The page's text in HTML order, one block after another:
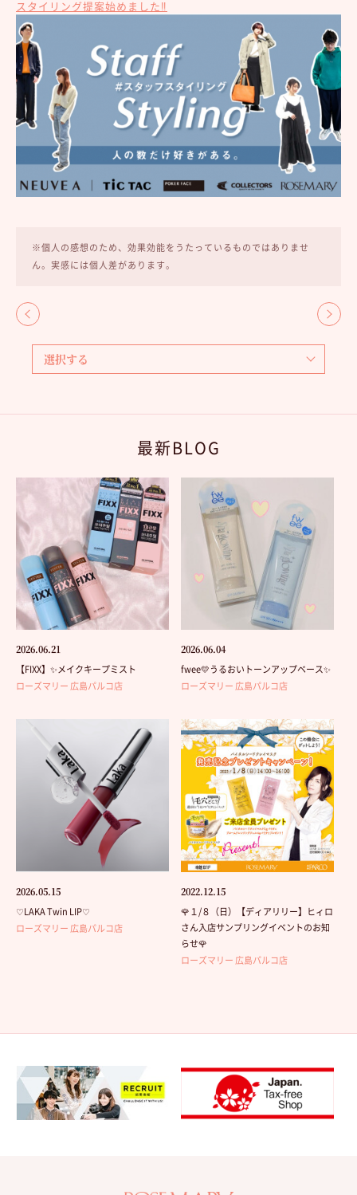
スタイリング提案始めました‼︎
※個人の感想のため、効果効能をうたっているものではありませ
ん。実感には個人差があります。
最新BLOG
2026.06.21
【FIXX】✨メイクキープミスト
ローズマリー 広島パルコ店
2026.06.04
fwee💛うるおいトーンアップベース✨
ローズマリー 広島パルコ店
2026.05.15
♡LAKA Twin LIP♡
ローズマリー 広島パルコ店
2022.12.15
🌹１/８（日）【ディアリリー】ヒィロ
さん入店サンプリングイベントのお知
らせ🌹
ローズマリー 広島パルコ店